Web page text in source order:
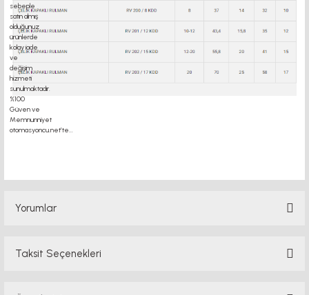
motor kaplin fiyatları, sigma profil, 3d yazıcı, kremayer dişli, 45x45 sigma profil,
Yorumlar
Taksit Seçenekleri